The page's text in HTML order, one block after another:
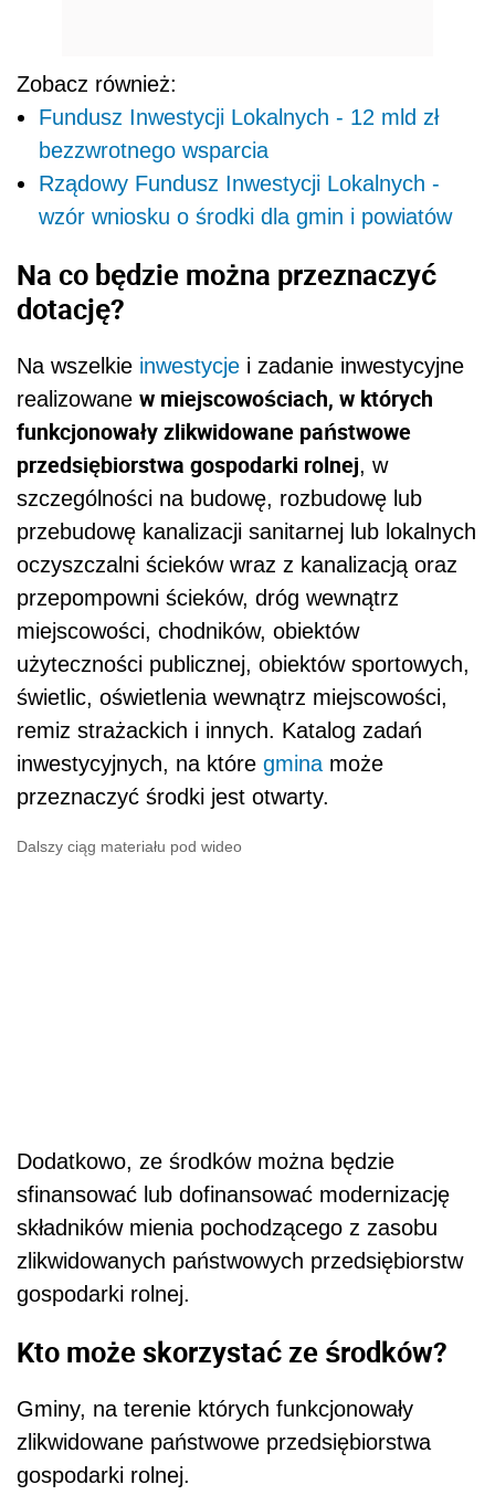
Zobacz również:
Fundusz Inwestycji Lokalnych - 12 mld zł
bezzwrotnego wsparcia
Rządowy Fundusz Inwestycji Lokalnych -
wzór wniosku o środki dla gmin i powiatów
Na co będzie można przeznaczyć
dotację?
Na wszelkie inwestycje i zadanie inwestycyjne
realizowane w miejscowościach, w których
funkcjonowały zlikwidowane państwowe
przedsiębiorstwa gospodarki rolnej, w
szczególności na budowę, rozbudowę lub
przebudowę kanalizacji sanitarnej lub lokalnych
oczyszczalni ścieków wraz z kanalizacją oraz
przepompowni ścieków, dróg wewnątrz
miejscowości, chodników, obiektów
użyteczności publicznej, obiektów sportowych,
świetlic, oświetlenia wewnątrz miejscowości,
remiz strażackich i innych. Katalog zadań
inwestycyjnych, na które gmina może
przeznaczyć środki jest otwarty.
Dalszy ciąg materiału pod wideo
Dodatkowo, ze środków można będzie
sfinansować lub dofinansować modernizację
składników mienia pochodzącego z zasobu
zlikwidowanych państwowych przedsiębiorstw
gospodarki rolnej.
Kto może skorzystać ze środków?
Gminy, na terenie których funkcjonowały
zlikwidowane państwowe przedsiębiorstwa
gospodarki rolnej.